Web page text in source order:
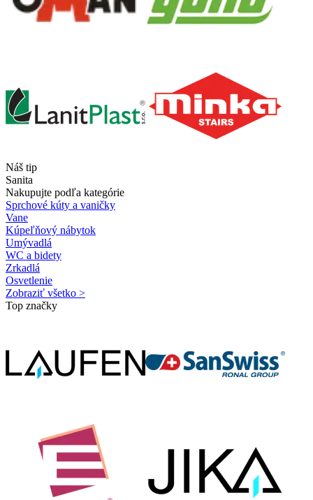
Náš tip
Sanita
Nakupujte podľa kategórie
Sprchové kúty a vaničky
Vane
Kúpeľňový nábytok
Umývadlá
WC a bidety
Zrkadlá
Osvetlenie
Zobraziť všetko >
Top značky